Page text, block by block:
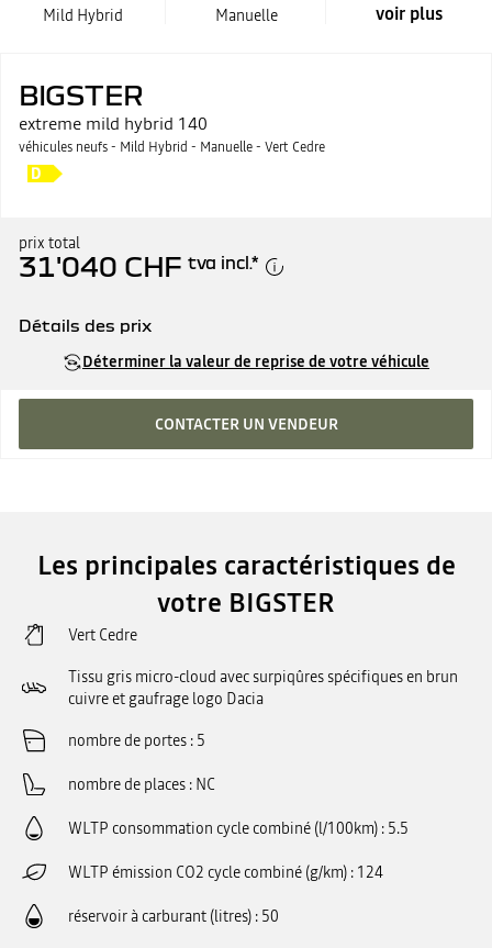
Mild Hybrid Manuelle voir plus
BIGSTER
extreme mild hybrid 140
véhicules neufs - Mild Hybrid - Manuelle - Vert Cedre
prix total
31'040 CHF tva incl.*
Détails des prix
Déterminer la valeur de reprise de votre véhicule
CONTACTER UN VENDEUR
Les principales caractéristiques de
votre BIGSTER
Vert Cedre
Tissu gris micro-cloud avec surpiqûres spécifiques en brun
cuivre et gaufrage logo Dacia
nombre de portes 5
nombre de places NC
WLTP consommation cycle combiné (l/100km) 5.5
WLTP émission CO2 cycle combiné (g/km) 124
réservoir à carburant (litres) 50